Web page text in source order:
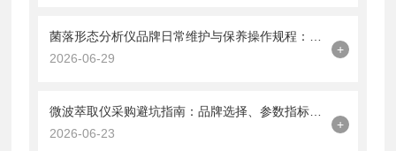
菌落形态分析仪品牌日常维护与保养操作规程：成像系统与光源校准详解
2026-06-29
+
微波萃取仪采购避坑指南：品牌选择、参数指标与实验需求匹配逻辑
2026-06-23
+